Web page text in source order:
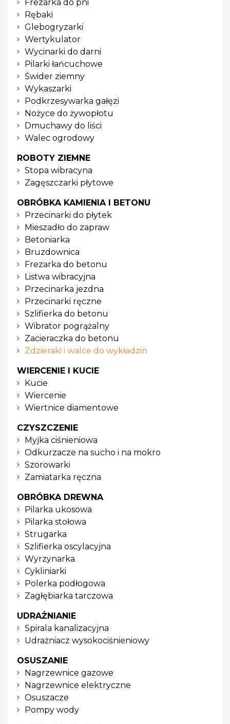
Frezarka do pni
Rębaki
Glebogryzarki
Wertykulator
Wycinarki do darni
Pilarki łańcuchowe
Świder ziemny
Wykaszarki
Podkrzesywarka gałęzi
Nożyce do żywopłotu
Dmuchawy do liści
Walec ogrodowy
ROBOTY ZIEMNE
Stopa wibracyna
Zagęszczarki płytowe
OBRÓBKA KAMIENIA I BETONU
Przecinarki do płytek
Mieszadło do zapraw
Betoniarka
Bruzdownica
Frezarka do betonu
Listwa wibracyjna
Przecinarka jezdna
Przecinarki ręczne
Szlifierka do betonu
Wibrator pogrążalny
Zacieraczka do betonu
Zdzieraki i walce do wykładzin
WIERCENIE I KUCIE
Kucie
Wiercenie
Wiertnice diamentowe
CZYSZCZENIE
Myjka ciśnieniowa
Odkurzacze na sucho i na mokro
Szorowarki
Zamiatarka ręczna
OBRÓBKA DREWNA
Pilarka ukosowa
Pilarka stołowa
Strugarka
Szlifierka oscylacyjna
Wyrzynarka
Cykliniarki
Polerka podłogowa
Zagłębiarka tarczowa
UDRAŻNIANIE
Spirala kanalizacyjna
Udrażniacz wysokociśnieniowy
OSUSZANIE
Nagrzewnice gazowe
Nagrzewnice elektryczne
Osuszacze
Pompy wody